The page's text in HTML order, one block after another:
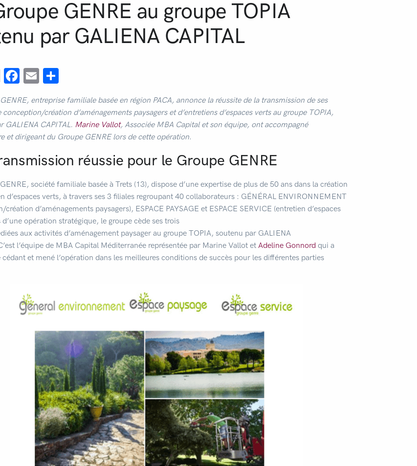
GENRE au groupe TOPIA
par GALIENA CAPITAL
X Facebook
EmailPartager
entreprise familiale basée en région PACA, annonce la réussite de la transmission de ses
conception/création d’aménagements paysagers et d’entretiens d’espaces verts au groupe TOPIA,
GALIENA CAPITAL. Marine Vallot, Associée MBA Capital et son équipe, ont accompagné
et dirigeant du Groupe GENRE lors de cette opération.
réussie pour le Groupe GENRE
société familiale basée à Trets (13), dispose d’une expertise de plus de 50 ans dans la création
d’espaces verts, à travers ses 3 filiales regroupant 40 collaborateurs : GÉNÉRAL ENVIRONNEMENT
création d’aménagements paysagers), ESPACE PAYSAGE et ESPACE SERVICE (entretien d’espaces
d’une opération stratégique, le groupe cède ses trois
aux activités d’aménagement paysager au groupe TOPIA, soutenu par GALIENA
l’équipe de MBA Capital Méditerranée représentée par Marine Vallot etAdeline Gonnord qui a
et mené l’opération dans les meilleures conditions de succès pour les différentes parties